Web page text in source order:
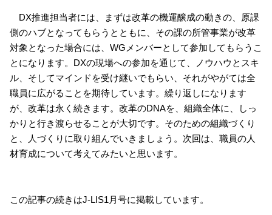
DX推進担当者には、まずは改革の機運醸成の動きの、原課
側のハブとなってもらうとともに、その課の所管事業が改革
対象となった場合には、WGメンバーとして参加してもらうこ
とになります。DXの現場への参加を通じて、ノウハウとスキ
ル、そしてマインドを受け継いでもらい、それがやがては全
職員に広がることを期待しています。繰り返しになります
が、改革は永く続きます。改革のDNAを、組織全体に、しっ
かりと行き渡らせることが大切です。そのための組織づくり
と、人づくりに取り組んでいきましょう。次回は、職員の人
材育成について考えてみたいと思います。
この記事の続きはJ-LIS1月号に掲載しています。